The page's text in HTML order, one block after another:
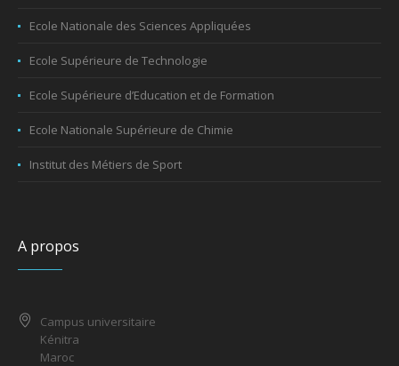
Ecole Nationale des Sciences Appliquées
Ecole Supérieure de Technologie
Ecole Supérieure d’Education et de Formation
Ecole Nationale Supérieure de Chimie
Institut des Métiers de Sport
A propos
Campus universitaire
Kénitra
Maroc